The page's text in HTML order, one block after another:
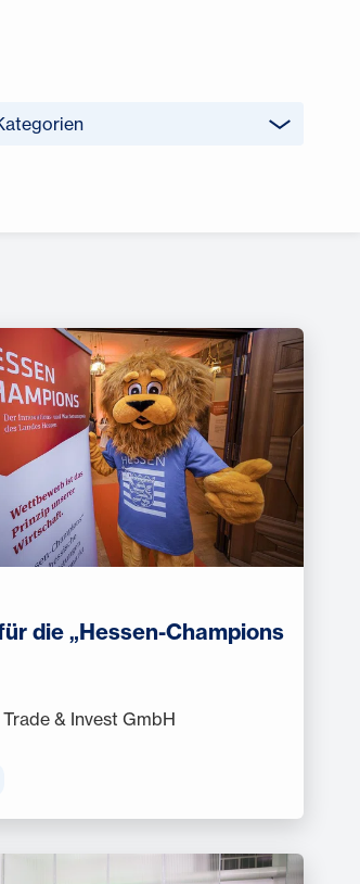
die „Hessen-Champions
& Invest GmbH